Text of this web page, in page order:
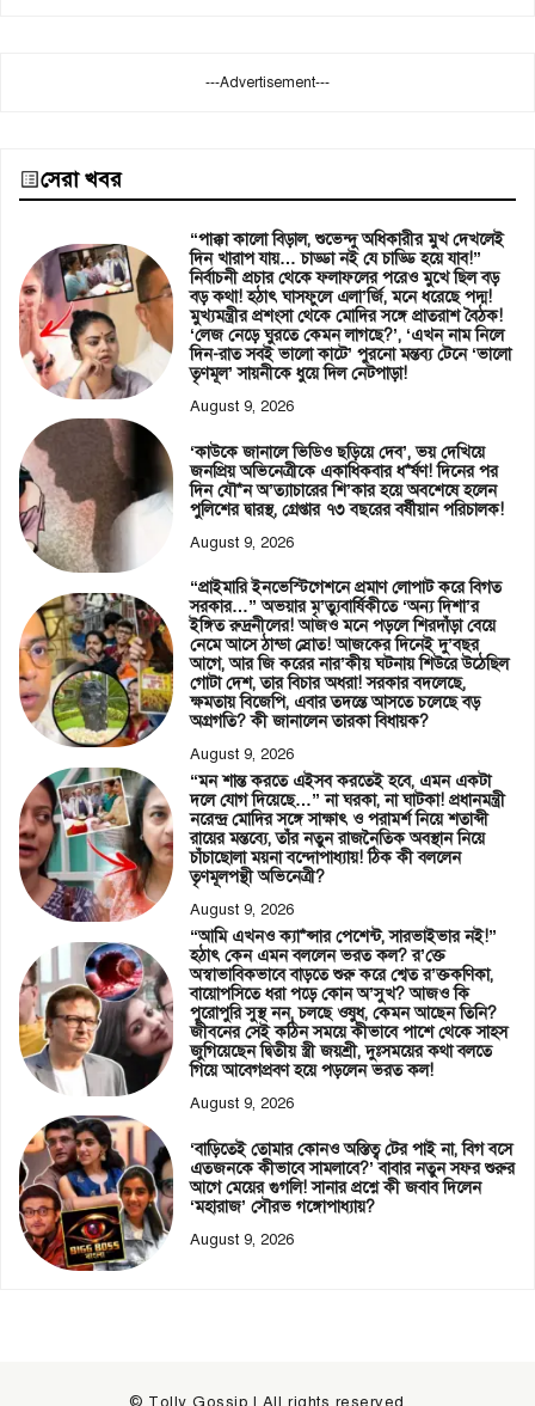
---Advertisement---
সেরা খবর
“পাক্কা কালো বিড়াল, শুভেন্দু অধিকারীর মুখ দেখলেই
দিন খারাপ যায়… চাড্ডা নই যে চাড্ডি হয়ে যাব!”
নির্বাচনী প্রচার থেকে ফলাফলের পরেও মুখে ছিল বড়
বড় কথা! হঠাৎ ঘাসফুলে এলা’র্জি, মনে ধরেছে পদ্ম!
মুখ্যমন্ত্রীর প্রশংসা থেকে মোদির সঙ্গে প্রাতরাশ বৈঠক!
‘লেজ নেড়ে ঘুরতে কেমন লাগছে?’, ‘এখন নাম নিলে
দিন-রাত সবই ভালো কাটে’ পুরনো মন্তব্য টেনে ‘ভালো
তৃণমূল’ সায়নীকে ধুয়ে দিল নেটপাড়া!
August 9, 2026
‘কাউকে জানালে ভিডিও ছড়িয়ে দেব’, ভয় দেখিয়ে
জনপ্রিয় অভিনেত্রীকে একাধিকবার ধ*র্ষণ! দিনের পর
দিন যৌ*ন অ’ত্যাচারের শি’কার হয়ে অবশেষে হলেন
পুলিশের দ্বারস্থ, গ্রেপ্তার ৭৩ বছরের বর্ষীয়ান পরিচালক!
August 9, 2026
“প্রাইমারি ইনভেস্টিগেশনে প্রমাণ লোপাট করে বিগত
সরকার…” অভয়ার মৃ’ত্যুবার্ষিকীতে ‘অন্য দিশা’র
ইঙ্গিত রুদ্রনীলের! আজও মনে পড়লে শিরদাঁড়া বেয়ে
নেমে আসে ঠান্ডা স্রোত! আজকের দিনেই দু’বছর
আগে, আর জি করের নার’কীয় ঘটনায় শিউরে উঠেছিল
গোটা দেশ, তার বিচার অধরা! সরকার বদলেছে,
ক্ষমতায় বিজেপি, এবার তদন্তে আসতে চলেছে বড়
অগ্রগতি? কী জানালেন তারকা বিধায়ক?
August 9, 2026
“মন শান্ত করতে এইসব করতেই হবে, এমন একটা
দলে যোগ দিয়েছে…” না ঘরকা, না ঘাটকা! প্রধানমন্ত্রী
নরেন্দ্র মোদির সঙ্গে সাক্ষাৎ ও পরামর্শ নিয়ে শতাব্দী
রায়ের মন্তব্যে, তাঁর নতুন রাজনৈতিক অবস্থান নিয়ে
চাঁচাছোলা ময়না বন্দোপাধ্যায়! ঠিক কী বললেন
তৃণমূলপন্থী অভিনেত্রী?
August 9, 2026
“আমি এখনও ক্যা*ন্সার পেশেন্ট, সারভাইভার নই!”
হঠাৎ কেন এমন বললেন ভরত কল? র’ক্তে
অস্বাভাবিকভাবে বাড়তে শুরু করে শ্বেত র’ক্তকণিকা,
বায়োপসিতে ধরা পড়ে কোন অ’সুখ? আজও কি
পুরোপুরি সুস্থ নন, চলছে ওষুধ, কেমন আছেন তিনি?
জীবনের সেই কঠিন সময়ে কীভাবে পাশে থেকে সাহস
জুগিয়েছেন দ্বিতীয় স্ত্রী জয়শ্রী, দুঃসময়ের কথা বলতে
গিয়ে আবেগপ্রবণ হয়ে পড়লেন ভরত কল!
August 9, 2026
‘বাড়িতেই তোমার কোনও অস্তিত্ব টের পাই না, বিগ বসে
এতজনকে কীভাবে সামলাবে?’ বাবার নতুন সফর শুরুর
আগে মেয়ের গুগলি! সানার প্রশ্নে কী জবাব দিলেন
‘মহারাজ’ সৌরভ গঙ্গোপাধ্যায়?
August 9, 2026
© Tolly Gossip | All rights reserved